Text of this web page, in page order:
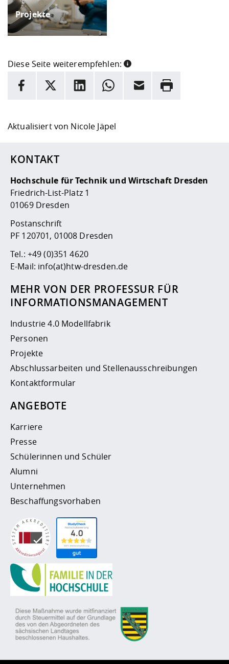
Projekte
Diese Seite weiterempfehlen:
INFORMATION
Facebook
X LinkedInWhatsappE-Mail Drucken
Aktualisiert von Nicole Jäpel
KONTAKT
Hochschule für Technik und Wirtschaft Dresden
Friedrich-List-Platz 1
01069 Dresden
Postanschrift
PF 120701, 01008 Dresden
Tel.: +49 (0)351 4620
E-Mail: info(at)htw-dresden.de
MEHR VON DER PROFESSUR FÜR
INFORMATIONSMANAGEMENT
Industrie 4.0 Modellfabrik
Personen
Projekte
Abschlussarbeiten und Stellenausschreibungen
Kontaktformular
ANGEBOTE
Karriere
Presse
Schülerinnen und Schüler
Alumni
Unternehmen
Beschaffungsvorhaben